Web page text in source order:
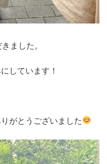
ました。
しています！
がとうございました